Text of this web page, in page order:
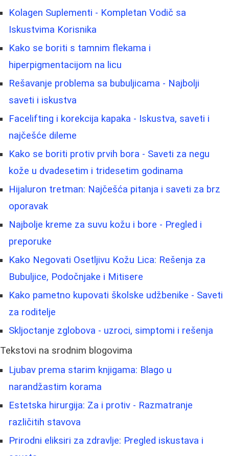
Kolagen Suplementi - Kompletan Vodič sa
Iskustvima Korisnika
Kako se boriti s tamnim flekama i
hiperpigmentacijom na licu
Rešavanje problema sa bubuljicama - Najbolji
saveti i iskustva
Facelifting i korekcija kapaka - Iskustva, saveti i
najčešće dileme
Kako se boriti protiv prvih bora - Saveti za negu
kože u dvadesetim i tridesetim godinama
Hijaluron tretman: Najčešća pitanja i saveti za brz
oporavak
Najbolje kreme za suvu kožu i bore - Pregled i
preporuke
Kako Negovati Osetljivu Kožu Lica: Rešenja za
Bubuljice, Podočnjake i Mitisere
Kako pametno kupovati školske udžbenike - Saveti
za roditelje
Skljoctanje zglobova - uzroci, simptomi i rešenja
Tekstovi na srodnim blogovima
Ljubav prema starim knjigama: Blago u
narandžastim korama
Estetska hirurgija: Za i protiv - Razmatranje
različitih stavova
Prirodni eliksiri za zdravlje: Pregled iskustava i